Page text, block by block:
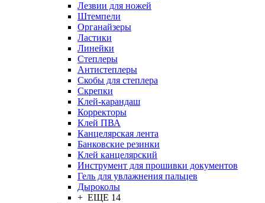
Лезвии для ножей
Штемпели
Органайзеры
Ластики
Линейки
Степлеры
Антистеплеры
Скобы для степлера
Скрепки
Клей-карандаш
Корректоры
Клей ПВА
Канцелярская лента
Банковские резинки
Клей канцелярский
Инструмент для прошивки документов
Гель для увлажнения пальцев
Дыроколы
+ ЕЩЕ 14